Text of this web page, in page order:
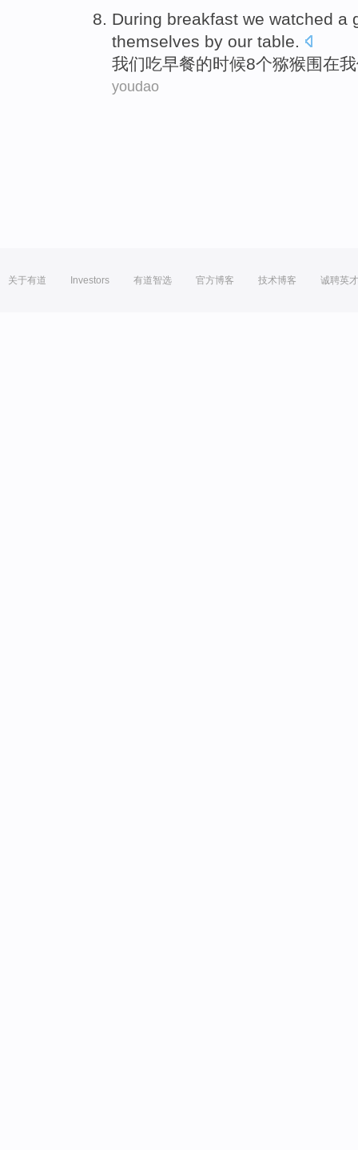
During breakfast we watched a
themselves by our table
我们吃早餐的时候8个猕猴围在
youdao
关于有道 Investors 有道智选 官方博客 技术博客 诚聘英才